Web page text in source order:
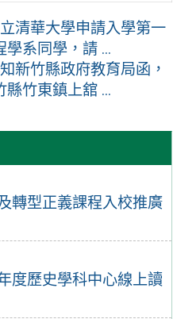
轉型正義課程入校推廣
度歷史學科中心線上讀
清華大學申請入學第一
系同學，請 ...
新竹縣政府教育局函，
竹東鎮上舘 ...